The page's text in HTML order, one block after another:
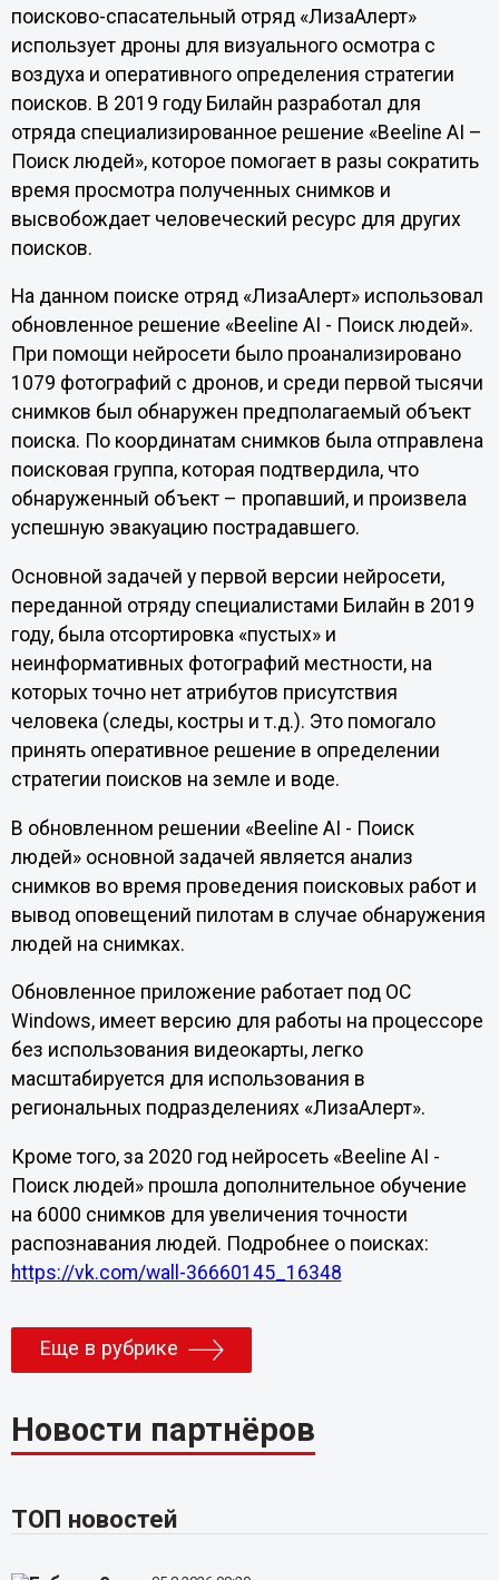
поисково-спасательный отряд «ЛизаАлерт»
использует дроны для визуального осмотра с
воздуха и оперативного определения стратегии
поисков. В 2019 году Билайн разработал для
отряда специализированное решение «Beeline AI –
Поиск людей», которое помогает в разы сократить
время просмотра полученных снимков и
высвобождает человеческий ресурс для других
поисков.
На данном поиске отряд «ЛизаАлерт» использовал
обновленное решение «Beeline AI - Поиск людей».
При помощи нейросети было проанализировано
1079 фотографий с дронов, и среди первой тысячи
снимков был обнаружен предполагаемый объект
поиска. По координатам снимков была отправлена
поисковая группа, которая подтвердила, что
обнаруженный объект – пропавший, и произвела
успешную эвакуацию пострадавшего.
Основной задачей у первой версии нейросети,
переданной отряду специалистами Билайн в 2019
году, была отсортировка «пустых» и
неинформативных фотографий местности, на
которых точно нет атрибутов присутствия
человека (следы, костры и т.д.). Это помогало
принять оперативное решение в определении
стратегии поисков на земле и воде.
В обновленном решении «Beeline AI - Поиск
людей» основной задачей является анализ
снимков во время проведения поисковых работ и
вывод оповещений пилотам в случае обнаружения
людей на снимках.
Обновленное приложение работает под ОС
Windows, имеет версию для работы на процессоре
без использования видеокарты, легко
масштабируется для использования в
региональных подразделениях «ЛизаАлерт».
Кроме того, за 2020 год нейросеть «Beeline AI -
Поиск людей» прошла дополнительное обучение
на 6000 снимков для увеличения точности
распознавания людей. Подробнее о поисках:
https://vk.com/wall-36660145_16348
Еще в рубрике
Новости партнёров
ТОП новостей